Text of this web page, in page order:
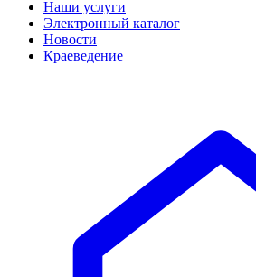
Наши услуги
Электронный каталог
Новости
Краеведение